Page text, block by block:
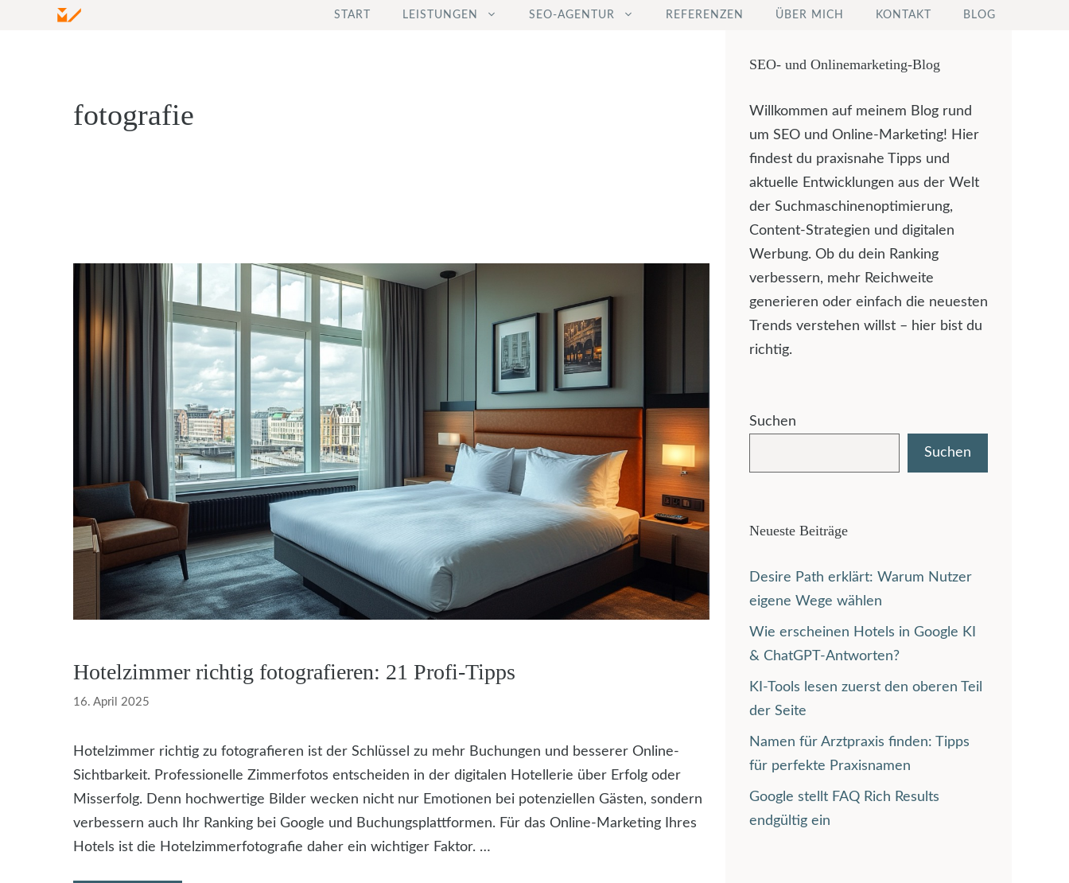
START LEISTUNGEN SEO-AGENTUR REFERENZEN ÜBER MICH KONTAKT BLOG
fotografie
Hotelzimmer richtig fotografieren: 21 Profi-Tipps
16. April 2025
Hotelzimmer richtig zu fotografieren ist der Schlüssel zu mehr Buchungen und besserer Online-
Sichtbarkeit. Professionelle Zimmerfotos entscheiden in der digitalen Hotellerie über Erfolg oder
Misserfolg. Denn hochwertige Bilder wecken nicht nur Emotionen bei potenziellen Gästen, sondern
verbessern auch Ihr Ranking bei Google und Buchungsplattformen. Für das Online-Marketing Ihres
Hotels ist die Hotelzimmerfotografie daher ein wichtiger Faktor. …
SEO- und Onlinemarketing-Blog
Willkommen auf meinem Blog rund
um SEO und Online-Marketing! Hier
findest du praxisnahe Tipps und
aktuelle Entwicklungen aus der Welt
der Suchmaschinenoptimierung,
Content-Strategien und digitalen
Werbung. Ob du dein Ranking
verbessern, mehr Reichweite
generieren oder einfach die neuesten
Trends verstehen willst – hier bist du
richtig.
Suchen
Suchen
Neueste Beiträge
Desire Path erklärt: Warum Nutzer
eigene Wege wählen
Wie erscheinen Hotels in Google KI
& ChatGPT-Antworten?
KI-Tools lesen zuerst den oberen Teil
der Seite
Namen für Arztpraxis finden: Tipps
für perfekte Praxisnamen
Google stellt FAQ Rich Results
endgültig ein